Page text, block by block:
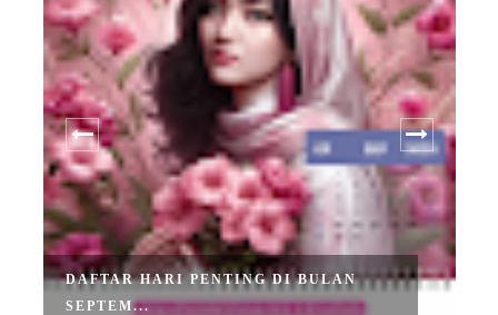
DAFTAR HARI PENTING DI BULAN
SEPTEM...